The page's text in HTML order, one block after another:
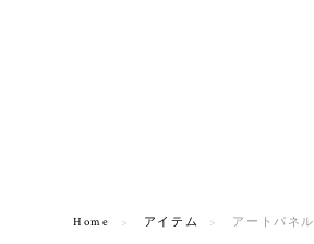
Home アイテム アートパネル